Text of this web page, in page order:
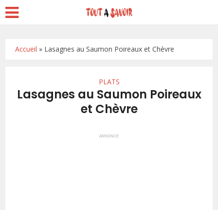
Accueil » Lasagnes au Saumon Poireaux et Chèvre
PLATS
Lasagnes au Saumon Poireaux
et Chèvre
ANNONCE